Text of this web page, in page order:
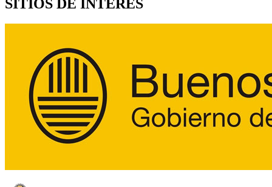
SITIOS DE INTERÉS